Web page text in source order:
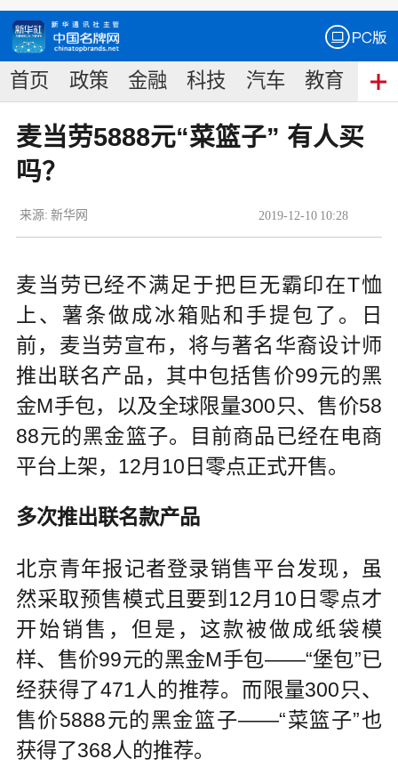
首页 政策 金融 科技 汽车 教育 食
麦当劳5888元“菜篮子” 有人买
吗？
2019-12-10 10:28
来源: 新华网
麦当劳已经不满足于把巨无霸印在T恤
上、薯条做成冰箱贴和手提包了。日
前，麦当劳宣布，将与著名华裔设计师
推出联名产品，其中包括售价99元的黑
金M手包，以及全球限量300只、售价58
88元的黑金篮子。目前商品已经在电商
平台上架，12月10日零点正式开售。
多次推出联名款产品
北京青年报记者登录销售平台发现，虽
然采取预售模式且要到12月10日零点才
开始销售，但是，这款被做成纸袋模
样、售价99元的黑金M手包——“堡包”已
经获得了471人的推荐。而限量300只、
售价5888元的黑金篮子——“菜篮子”也
获得了368人的推荐。